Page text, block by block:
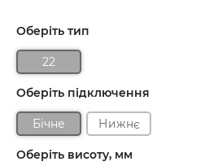
Оберіть тип
22
Оберіть підключення
Бічне Нижнє
Оберіть висоту, мм